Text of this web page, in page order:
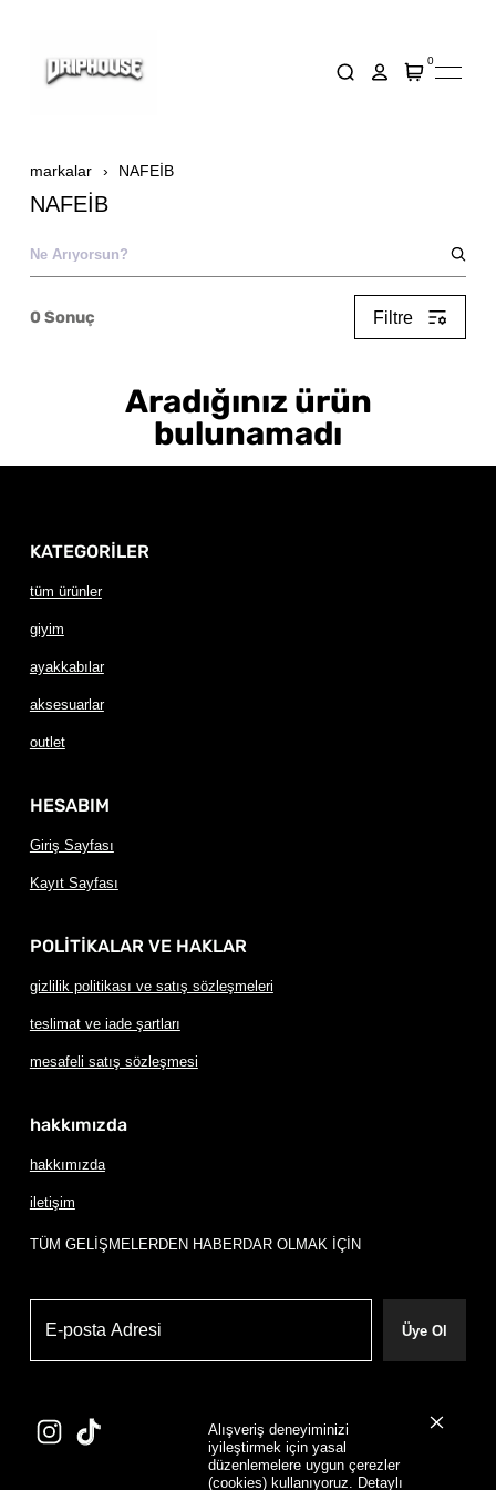
0
Alışveriş deneyiminizi
iyileştirmek için yasal
düzenlemelere uygun çerezler
(cookies) kullanıyoruz. Detaylı
markalar NAFEİB
NAFEİB
0 Sonuç Filtre
Aradığınız ürün
bulunamadı
KATEGORİLER
tüm ürünler
giyim
ayakkabılar
aksesuarlar
outlet
HESABIM
Giriş Sayfası
Kayıt Sayfası
POLİTİKALAR VE HAKLAR
gizlilik politikası ve satış sözleşmeleri
teslimat ve iade şartları
mesafeli satış sözleşmesi
hakkımızda
hakkımızda
iletişim
TÜM GELİŞMELERDEN HABERDAR OLMAK İÇİN
Üye Ol